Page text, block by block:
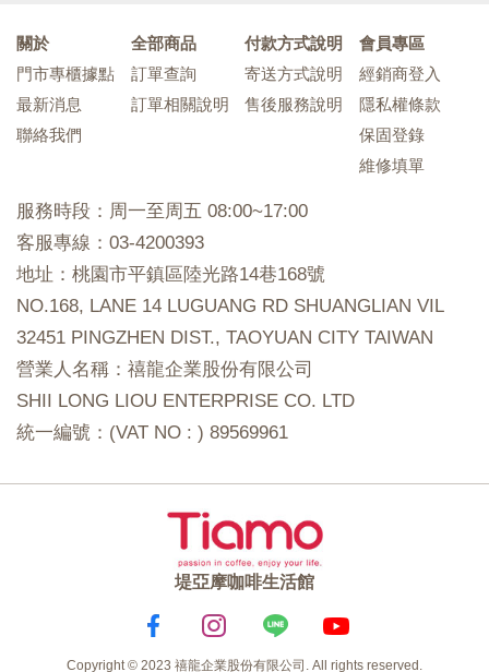
關於
門市專櫃據點
最新消息
聯絡我們
全部商品
訂單查詢
訂單相關說明
付款方式說明
寄送方式說明
售後服務說明
會員專區
經銷商登入
隱私權條款
保固登錄
維修填單
服務時段：周一至周五 08:00~17:00
客服專線：03-4200393
地址：桃園市平鎮區陸光路14巷168號
NO.168, LANE 14 LUGUANG RD SHUANGLIAN VIL
32451 PINGZHEN DIST., TAOYUAN CITY TAIWAN
營業人名稱：禧龍企業股份有限公司
SHII LONG LIOU ENTERPRISE CO. LTD
統一編號：(VAT NO : ) 89569961
堤亞摩咖啡生活館
Copyright © 2023 禧龍企業股份有限公司. All rights reserved.